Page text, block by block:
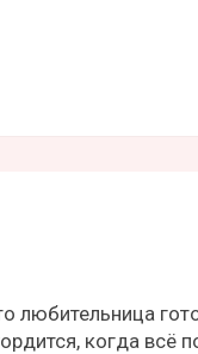
любительница
когда всё